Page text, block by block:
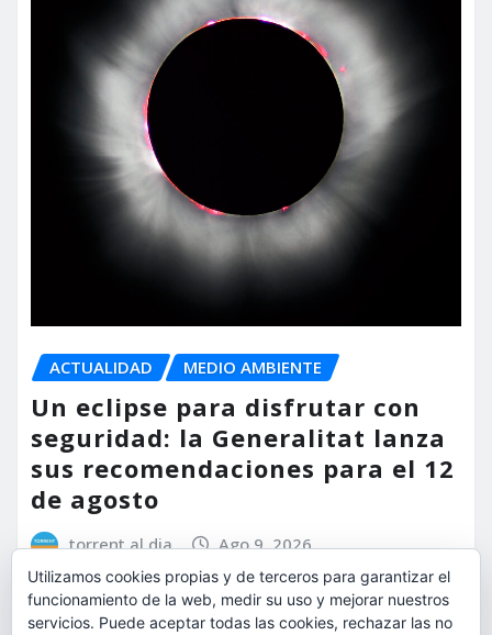
ACTUALIDAD MEDIO AMBIENTE
Un eclipse para disfrutar con
seguridad: la Generalitat lanza
sus recomendaciones para el 12
de agosto
torrent al dia Ago 9, 2026
Utilizamos cookies propias y de terceros para garantizar el
funcionamiento de la web, medir su uso y mejorar nuestros
servicios. Puede aceptar todas las cookies, rechazar las no